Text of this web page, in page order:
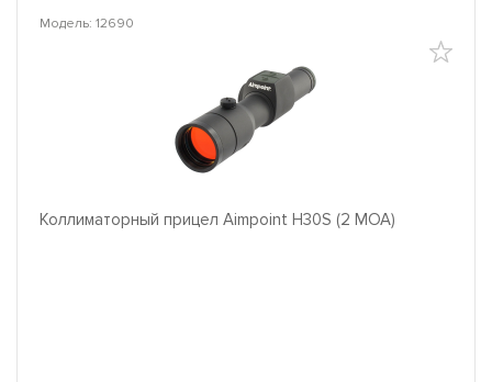
Модель: 12690
Коллиматорный прицел Aimpoint H30S (2 МОА)